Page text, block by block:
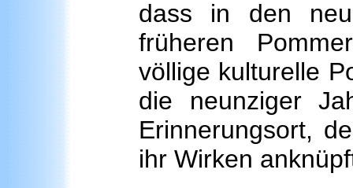
dass in den
früheren
völlige kulturelle
die neunziger
Erinnerungsort,
ihr Wirken